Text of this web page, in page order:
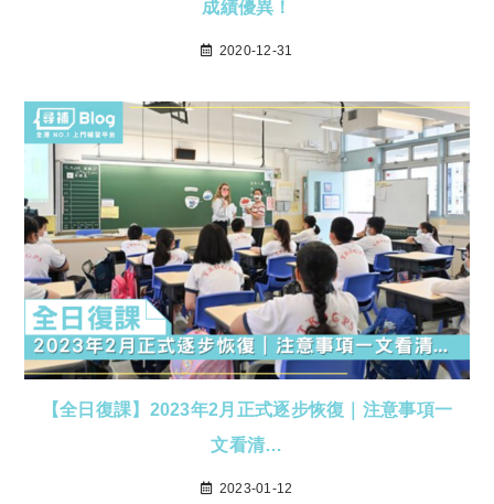
成績優異！
2020-12-31
【全日復課】2023年2月正式逐步恢復｜注意事項一
文看清…
2023-01-12